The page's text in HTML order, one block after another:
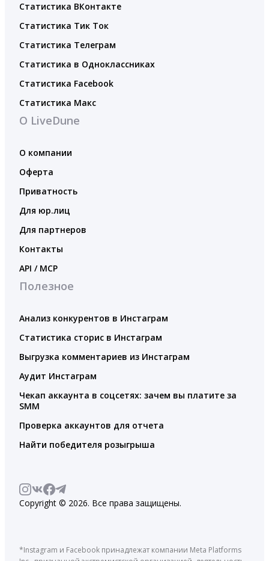
Статистика ВКонтакте
Статистика Тик Ток
Статистика Телеграм
Статистика в Одноклассниках
Статистика Facebook
Статистика Макс
О LiveDune
О компании
Оферта
Приватность
Для юр.лиц
Для партнеров
Контакты
API / MCP
Полезное
Анализ конкурентов в Инстаграм
Статистика сторис в Инстаграм
Выгрузка комментариев из Инстаграм
Аудит Инстаграм
Чекап аккаунта в соцсетях: зачем вы платите за
SMM
Проверка аккаунтов для отчета
Найти победителя розыгрыша
Copyright © 2026. Все права защищены.
*Instagram и Facebook принадлежат компании Meta Platforms